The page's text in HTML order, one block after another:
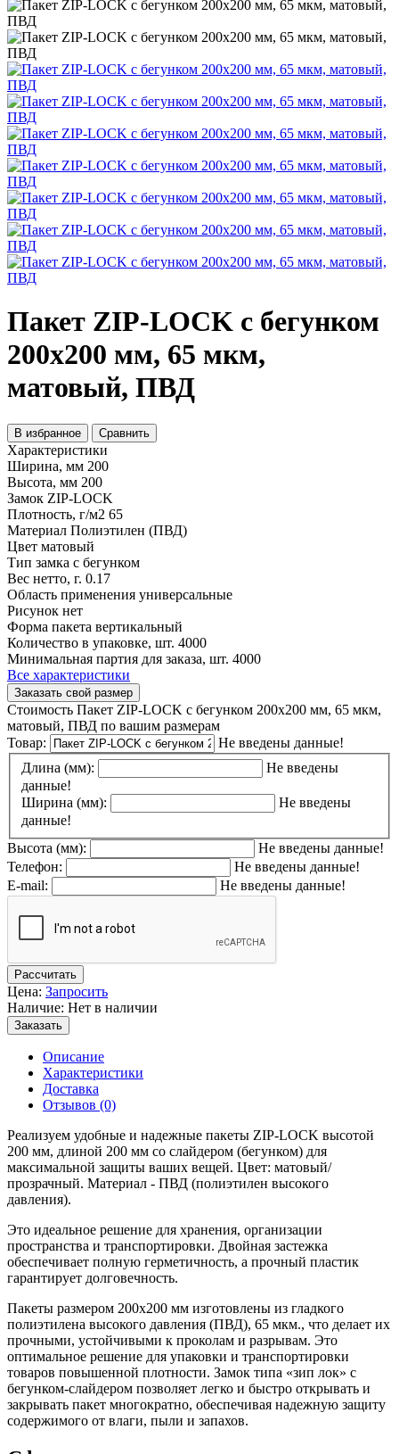
Пакет ZIP-LOCK с бегунком
200х200 мм, 65 мкм,
матовый, ПВД
В избранное Сравнить
Характеристики
Ширина, мм 200
Высота, мм 200
Замок ZIP-LOCK
Плотность, г/м2 65
Материал Полиэтилен (ПВД)
Цвет матовый
Тип замка с бегунком
Вес нетто, г. 0.17
Область применения универсальные
Рисунок нет
Форма пакета вертикальный
Количество в упаковке, шт. 4000
Минимальная партия для заказа, шт. 4000
Все характеристики
Заказать свой размер
Стоимость Пакет ZIP-LOCK с бегунком 200х200 мм, 65 мкм,
матовый, ПВД по вашим размерам
Товар:
Не введены данные!
Длина (мм):
Не введены
данные!
Ширина (мм):
Не введены
данные!
Высота (мм):
Не введены данные!
Телефон:
Не введены данные!
E-mail:
Не введены данные!
Рассчитать
Цена: Запросить
Наличие: Нет в наличии
Заказать
Описание
Характеристики
Доставка
Отзывов (0)
Реализуем удобные и надежные пакеты ZIP-LOCK высотой
200 мм, длиной 200 мм со слайдером (бегунком) для
максимальной защиты ваших вещей. Цвет: матовый/
прозрачный. Материал - ПВД (полиэтилен высокого
давления).
Это идеальное решение для хранения, организации
пространства и транспортировки. Двойная застежка
обеспечивает полную герметичность, а прочный пластик
гарантирует долговечность.
Пакеты размером 200x200 мм изготовлены из гладкого
полиэтилена высокого давления (ПВД), 65 мкм., что делает их
прочными, устойчивыми к проколам и разрывам. Это
оптимальное решение для упаковки и транспортировки
товаров повышенной плотности. Замок типа «зип лок» с
бегунком-слайдером позволяет легко и быстро открывать и
закрывать пакет многократно, обеспечивая надежную защиту
содержимого от влаги, пыли и запахов.